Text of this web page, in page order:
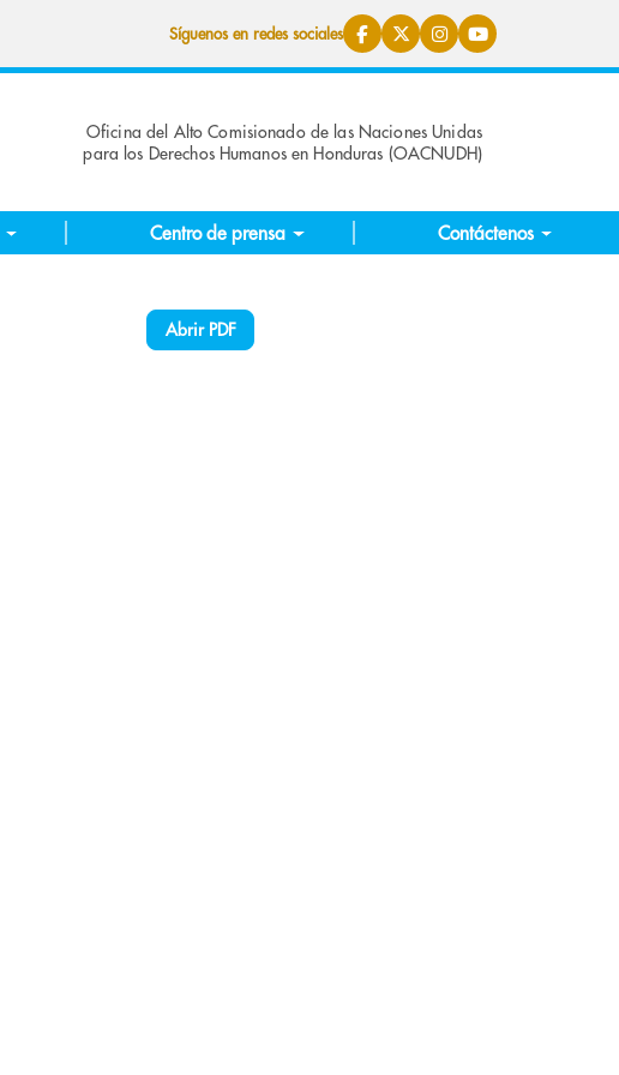
Síguenos en redes sociales
Oficina del Alto Comisionado de las Naciones Unidas
para los Derechos Humanos en Honduras (OACNUDH)
Centro de prensa Contáctenos
Abrir PDF